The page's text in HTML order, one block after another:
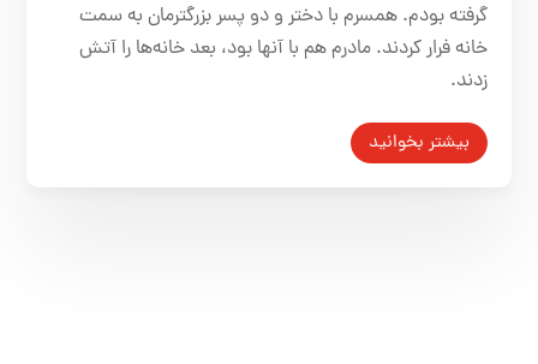
گرفته بودم. همسرم با دختر و دو پسر بزرگترمان به سمت
خانه فرار کردند. مادرم هم با آنها بود، بعد خانه‌ها را آتش
زدند.
بیشتر بخوانید